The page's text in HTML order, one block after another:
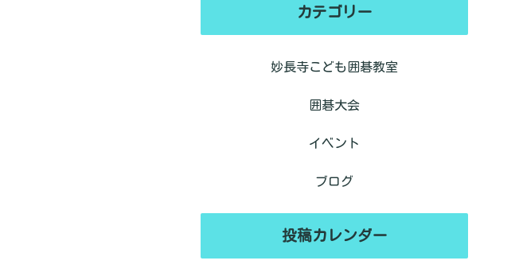
カテゴリー
妙長寺こども囲碁教室
囲碁大会
イベント
ブログ
投稿カレンダー